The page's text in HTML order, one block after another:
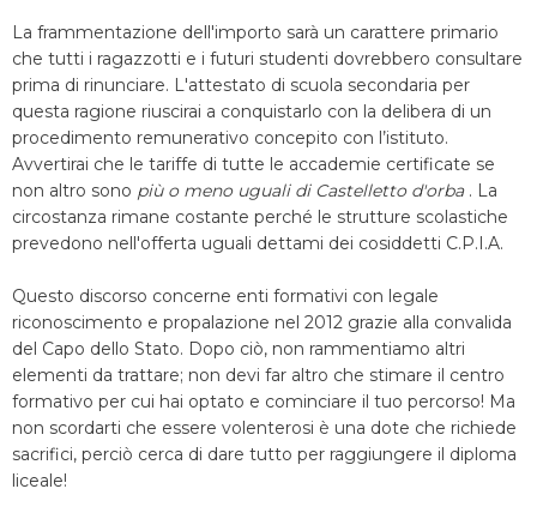
La frammentazione dell'importo sarà un carattere primario
che tutti i ragazzotti e i futuri studenti dovrebbero consultare
prima di rinunciare. L'attestato di scuola secondaria per
questa ragione riuscirai a conquistarlo con la delibera di un
procedimento remunerativo concepito con l’istituto.
Avvertirai che le tariffe di tutte le accademie certificate se
non altro sono più o meno uguali di Castelletto d'orba . La
circostanza rimane costante perché le strutture scolastiche
prevedono nell'offerta uguali dettami dei cosiddetti C.P.I.A.
Questo discorso concerne enti formativi con legale
riconoscimento e propalazione nel 2012 grazie alla convalida
del Capo dello Stato. Dopo ciò, non rammentiamo altri
elementi da trattare; non devi far altro che stimare il centro
formativo per cui hai optato e cominciare il tuo percorso! Ma
non scordarti che essere volenterosi è una dote che richiede
sacrifici, perciò cerca di dare tutto per raggiungere il diploma
liceale!